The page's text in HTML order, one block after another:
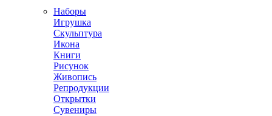
Наборы
Игрушка
Скульптура
Икона
Книги
Рисунок
Живопись
Репродукции
Открытки
Сувениры